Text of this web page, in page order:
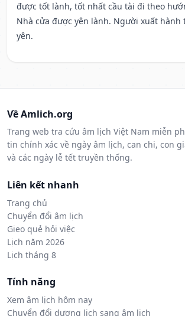
được tốt lành, tốt nhất cầu tài đi theo
Nhà cửa được yên lành. Người xuất hành
yên.
Về Amlich.org
Trang web tra cứu âm lịch Việt Nam miễn
tin chính xác về ngày âm lịch, can chi, con
và các ngày lễ tết truyền thống.
Liên kết nhanh
Trang chủ
Chuyển đổi âm lịch
Gieo quẻ hỏi việc
Lịch năm 2026
Lịch tháng 8
Tính năng
Xem âm lịch hôm nay
Chuyển đổi dương lịch sang âm lịch